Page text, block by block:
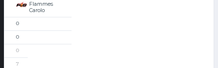
Flammes
Carolo
0
0
0
7